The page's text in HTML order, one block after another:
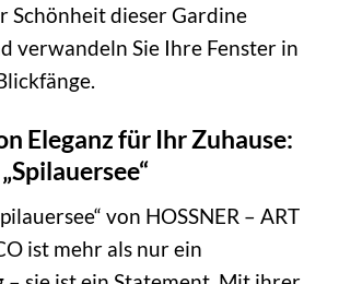
Schönheit dieser Gardine
verwandeln Sie Ihre Fenster in
Eleganz für Ihr Zuhause:
von HOSSNER – ART
ist mehr als nur ein